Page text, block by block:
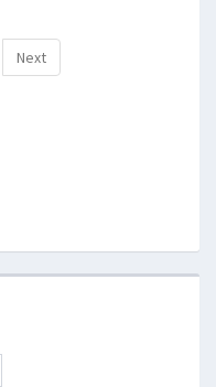
Next